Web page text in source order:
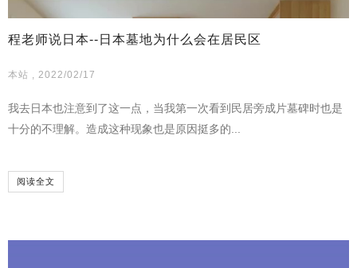
程老师说日本--日本墓地为什么会在居民区
本站 , 2022/02/17
我去日本也注意到了这一点，当我第一次看到民居旁成片墓碑时也是
十分的不理解。造成这种现象也是原因挺多的...
阅读全文